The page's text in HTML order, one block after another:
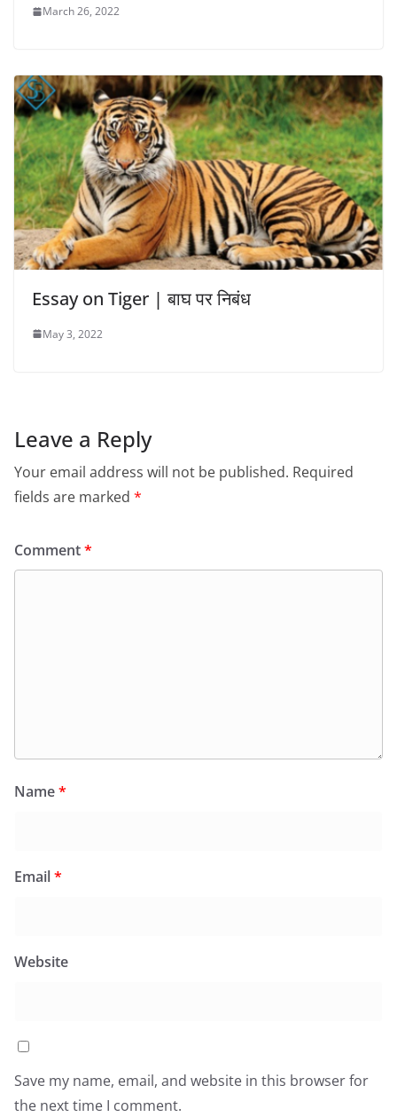
March 26, 2022
Essay on Tiger | बाघ पर निबंध
May 3, 2022
Leave a Reply
Your email address will not be published. Required
fields are marked *
Comment*
Name*
Email*
Website
Save my name, email, and website in this browser for
the next time I comment.